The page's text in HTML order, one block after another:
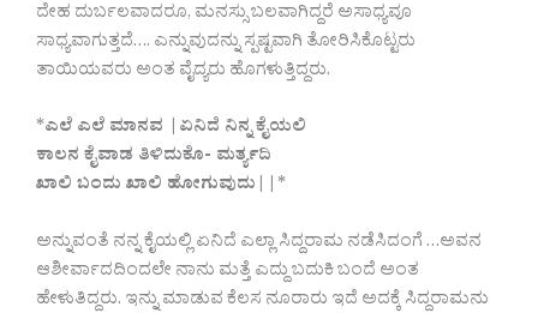
ದೇಹ ದುರ್ಬಲವಾದರೂ, ಮನಸ್ಸು ಬಲವಾಗಿದ್ದರೆ ಅಸಾಧ್ಯವೂ
ಸಾಧ್ಯವಾಗುತ್ತದೆ…. ಎನ್ನುವುದನ್ನು ಸ್ಪಷ್ಟವಾಗಿ ತೋರಿಸಿಕೊಟ್ಟರು
ತಾಯಿಯವರು ಅಂತ ವೈದ್ಯರು ಹೊಗಳುತ್ತಿದ್ದರು.
*ಎಲೆ ಎಲೆ ಮಾನವ |ಏನಿದೆ ನಿನ್ನ ಕೈಯಲಿ
ಕಾಲನ ಕೈವಾಡ ತಿಳಿದುಕೊ- ಮರ್ತ್ಯದಿ
ಖಾಲಿ ಬಂದು ಖಾಲಿ ಹೋಗುವುದು|| *
ಅನ್ನುವಂತೆ ನನ್ನ ಕೈಯಲ್ಲಿ ಏನಿದೆ ಎಲ್ಲಾ ಸಿದ್ದರಾಮ ನಡೆಸಿದಂಗೆ …ಅವನ
ಆಶೀರ್ವಾದದಿಂದಲೇ ನಾನು ಮತ್ತೆ ಎದ್ದು ಬದುಕಿ ಬಂದೆ ಅಂತ
ಹೇಳುತಿದ್ದರು. ಇನ್ನು ಮಾಡುವ ಕೆಲಸ ನೂರಾರು ಇದೆ ಅದಕ್ಕೆ ಸಿದ್ದರಾಮನು